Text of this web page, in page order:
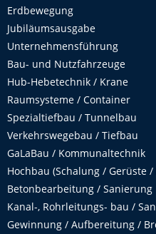
Erdbewegung
Jubiläumsausgabe
Unternehmensführung
Bau- und Nutzfahrzeuge
Hub-Hebetechnik / Krane
Raumsysteme / Container
Spezialtiefbau / Tunnelbau
Verkehrswegebau / Tiefbau
GaLaBau / Kommunaltechnik
Hochbau (Schalung / Gerüste /
Betonbearbeitung / Sanierung
Kanal-, Rohrleitungs- bau /
Gewinnung / Aufbereitung /